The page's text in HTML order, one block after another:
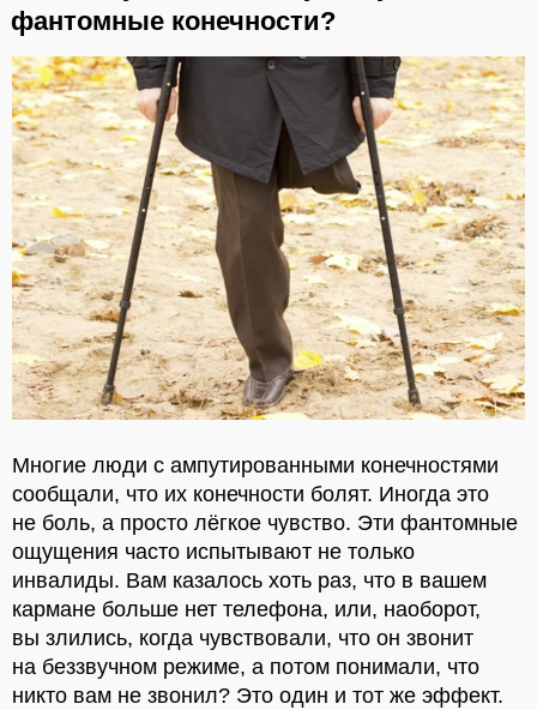
фантомные конечности?
Многие люди с ампутированными конечностями
сообщали, что их конечности болят. Иногда это
не боль, а просто лёгкое чувство. Эти фантомные
ощущения часто испытывают не только
инвалиды. Вам казалось хоть раз, что в вашем
кармане больше нет телефона, или, наоборот,
вы злились, когда чувствовали, что он звонит
на беззвучном режиме, а потом понимали, что
никто вам не звонил? Это один и тот же эффект.